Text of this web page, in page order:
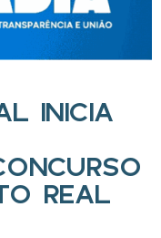
INICIA
REAL